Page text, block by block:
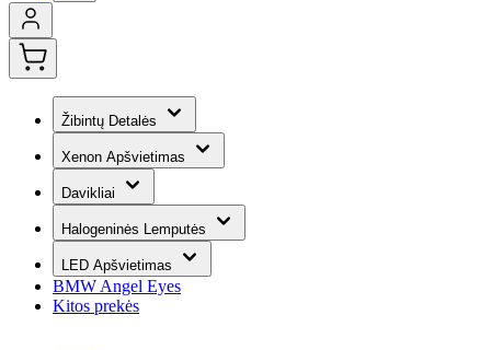
Žibintų Detalės
Xenon Apšvietimas
Davikliai
Halogeninės Lemputės
LED Apšvietimas
BMW Angel Eyes
Kitos prekės